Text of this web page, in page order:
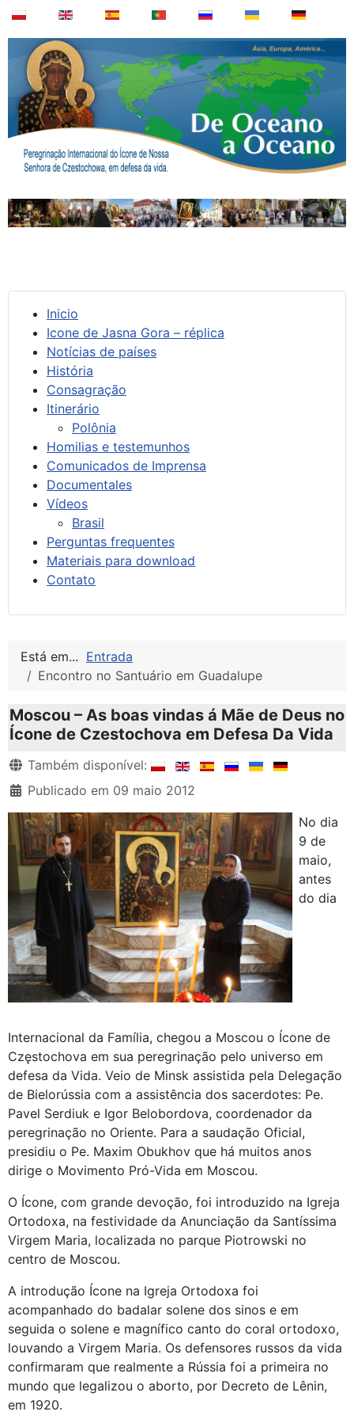
Inicio
Icone de Jasna Gora – réplica
Notícias de países
História
Consagração
Itinerário
Polônia
Homilias e testemunhos
Comunicados de Imprensa
Documentales
Vídeos
Brasil
Perguntas frequentes
Materiais para download
Contato
Está em... Entrada
Encontro no Santuário em Guadalupe
Moscou – As boas vindas á Mãe de Deus no
Ícone de Czestochova em Defesa Da Vida
Detalhes
Também disponível:
Publicado em 09 maio 2012
No dia
9 de
maio,
antes
do dia
Internacional da Família, chegou a Moscou o Ícone de
Częstochova em sua peregrinação pelo universo em
defesa da Vida. Veio de Minsk assistida pela Delegação
de Bielorússia com a assistência dos sacerdotes: Pe.
Pavel Serdiuk e Igor Belobordova, coordenador da
peregrinação no Oriente. Para a saudação Oficial,
presidiu o Pe. Maxim Obukhov que há muitos anos
dirige o Movimento Pró-Vida em Moscou.
O Ícone, com grande devoção, foi introduzido na Igreja
Ortodoxa, na festividade da Anunciação da Santíssima
Virgem Maria, localizada no parque Piotrowski no
centro de Moscou.
A introdução Ícone na Igreja Ortodoxa foi
acompanhado do badalar solene dos sinos e em
seguida o solene e magnífico canto do coral ortodoxo,
louvando a Virgem Maria. Os defensores russos da vida
confirmaram que realmente a Rússia foi a primeira no
mundo que legalizou o aborto, por Decreto de Lênin,
em 1920.